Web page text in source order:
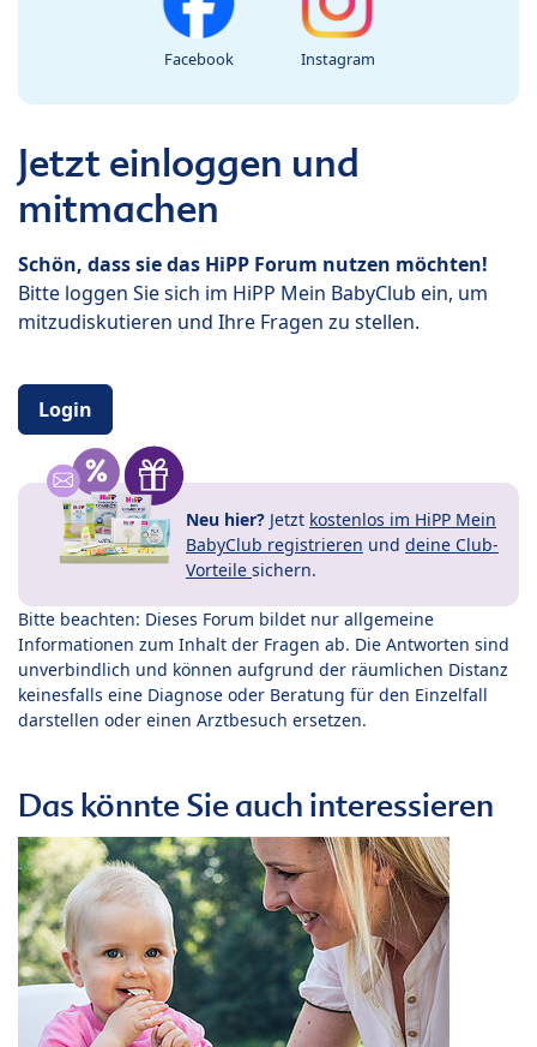
Facebook Instagram
Jetzt einloggen und
mitmachen
Schön, dass sie das HiPP Forum nutzen möchten!
Bitte loggen Sie sich im HiPP Mein BabyClub ein, um
mitzudiskutieren und Ihre Fragen zu stellen.
Login
Neu hier? Jetzt kostenlos im HiPP Mein
BabyClub registrieren und deine Club-
Vorteile sichern.
Bitte beachten: Dieses Forum bildet nur allgemeine
Informationen zum Inhalt der Fragen ab. Die Antworten sind
unverbindlich und können aufgrund der räumlichen Distanz
keinesfalls eine Diagnose oder Beratung für den Einzelfall
darstellen oder einen Arztbesuch ersetzen.
Das könnte Sie auch interessieren